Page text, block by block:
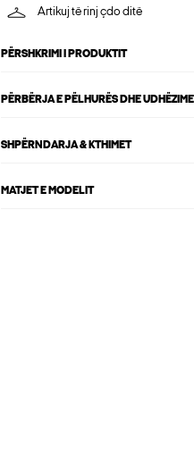
Artikuj të rinj çdo ditë
PËRSHKRIMI I PRODUKTIT
PËRBËRJA E PËLHURËS DHE
SHPËRNDARJA & KTHIMET
MATJET E MODELIT